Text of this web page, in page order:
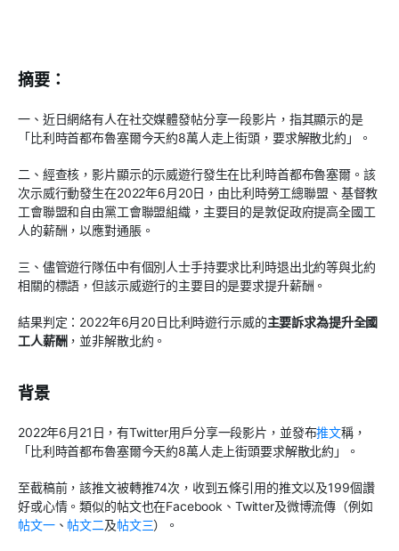
摘要：
一、近日網絡有人在社交媒體發帖分享一段影片，指其顯示的是
「比利時首都布魯塞爾今天約8萬人走上街頭，要求解散北約」。
二、經查核，影片顯示的示威遊行發生在比利時首都布魯塞爾。該
次示威行動發生在2022年6月20日，由比利時勞工總聯盟、基督教
工會聯盟和自由黨工會聯盟組織，主要目的是敦促政府提高全國工
人的薪酬，以應對通脹。
三、儘管遊行隊伍中有個別人士手持要求比利時退出北約等與北約
相關的標語，但該示威遊行的主要目的是要求提升薪酬。
結果判定：2022年6月20日比利時遊行示威的主要訴求為提升全國
工人薪酬 ，並非解散北約。
背景
2022年6月21日，有Twitter用戶分享一段影片，並發布推文稱，
「比利時首都布魯塞爾今天約8萬人走上街頭要求解散北約」。
至截稿前，該推文被轉推74次，收到五條引用的推文以及199個讚
好或心情。類似的帖文也在Facebook、Twitter及微博流傳（例如
帖文一、 帖文二及帖文三）。